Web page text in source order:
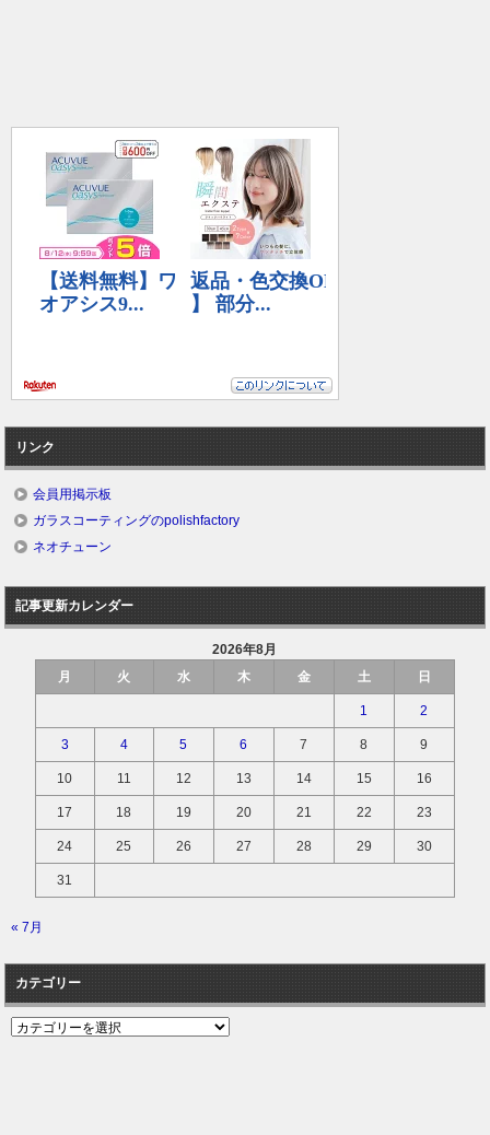
リンク
会員用掲示板
ガラスコーティングのpolishfactory
ネオチューン
記事更新カレンダー
2026年8月
月
火 水 木 金 土 日
1 2
3 4 5 6 7 8 9
10 11 12 13 14 15 16
17 18 19 20 21 22 23
24 25 26 27 28 29 30
31
« 7月
カテゴリー
カ